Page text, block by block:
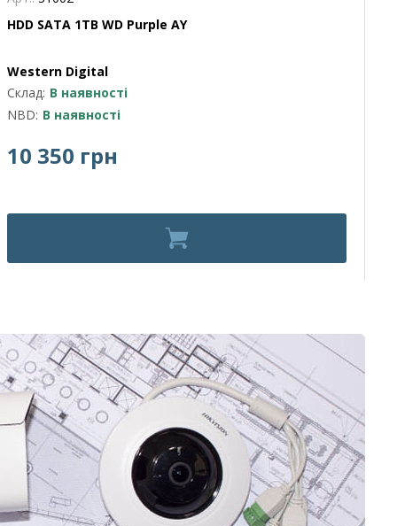
HDD SATA 1TB WD Purple AY
Western Digital
Склад: В наявності
NBD: В наявності
10 350 грн